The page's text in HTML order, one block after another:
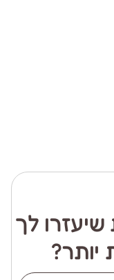
לך
יותר?